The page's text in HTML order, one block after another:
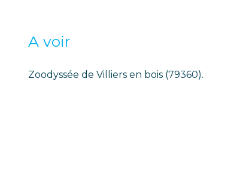
A voir
Zoodyssée de Villiers en bois (79360).